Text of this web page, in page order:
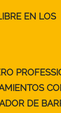
EN LOS
DE